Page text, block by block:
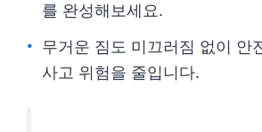
를 완성해보세요.
무거운 짐도 미끄러짐 없이 안
사고 위험을 줄입니다.